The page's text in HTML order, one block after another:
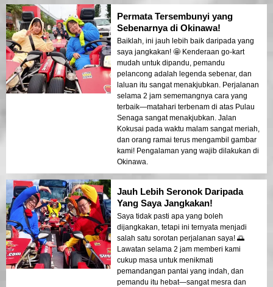
Permata Tersembunyi yang
Sebenarnya di Okinawa!
Baiklah, ini jauh lebih baik daripada yang
saya jangkakan! 🤩 Kenderaan go-kart
mudah untuk dipandu, pemandu
pelancong adalah legenda sebenar, dan
laluan itu sangat menakjubkan. Perjalanan
selama 2 jam sememangnya cara yang
terbaik—matahari terbenam di atas Pulau
Senaga sangat menakjubkan. Jalan
Kokusai pada waktu malam sangat meriah,
dan orang ramai terus mengambil gambar
kami! Pengalaman yang wajib dilakukan di
Okinawa.
Jauh Lebih Seronok Daripada
Yang Saya Jangkakan!
Saya tidak pasti apa yang boleh
dijangkakan, tetapi ini ternyata menjadi
salah satu sorotan perjalanan saya! 🌅
Lawatan selama 2 jam memberi kami
cukup masa untuk menikmati
pemandangan pantai yang indah, dan
pemandu itu hebat—sangat mesra dan